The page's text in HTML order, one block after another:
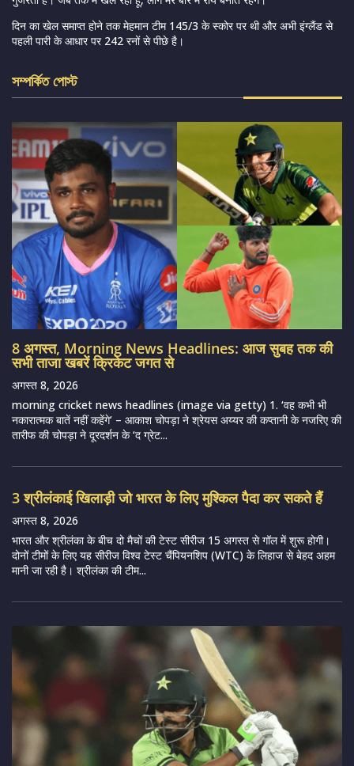
दिन का खेल समाप्त होने तक मेहमान टीम 145/3 के स्कोर पर थी और अभी इंग्लैंड से
पहली पारी के आधार पर 242 रनों से पीछे है।
সম্পর্কিত পোস্ট
8 अगस्त, Morning News Headlines: आज सुबह तक की
सभी ताजा खबरें क्रिकेट जगत से
अगस्त 8, 2026
morning cricket news headlines (image via getty) 1. ‘वह कभी भी
नकारात्मक बातें नहीं कहेंगे’ – आकाश चोपड़ा ने श्रेयस अय्यर की कप्तानी के नजरिए की
तारीफ की चोपड़ा ने दूरदर्शन के ‘द ग्रेट...
3 श्रीलंकाई खिलाड़ी जो भारत के लिए मुश्किल पैदा कर सकते हैं
अगस्त 8, 2026
भारत और श्रीलंका के बीच दो मैचों की टेस्ट सीरीज 15 अगस्त से गॉल में शुरू होगी।
दोनों टीमों के लिए यह सीरीज विश्व टेस्ट चैंपियनशिप (WTC) के लिहाज से बेहद अहम
मानी जा रही है। श्रीलंका की टीम...